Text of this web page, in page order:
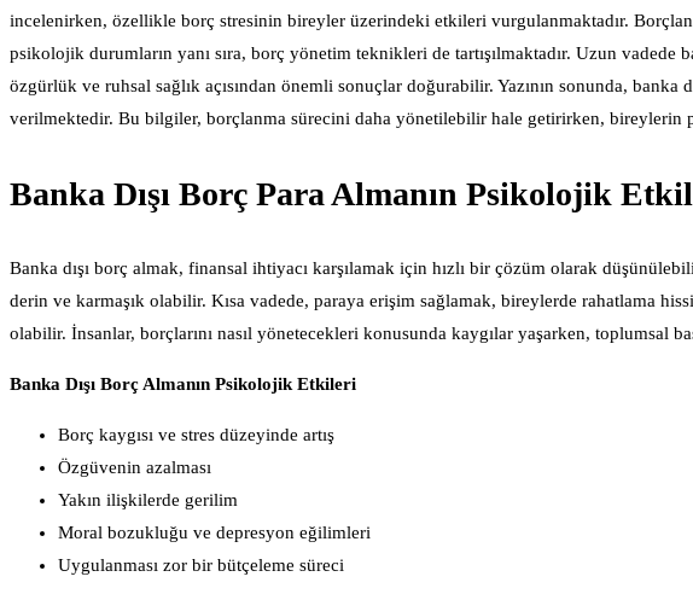
incelenirken, özellikle borç stresinin bireyler üzerindeki etkileri vurgulanmaktadır.
psikolojik durumların yanı sıra, borç yönetim teknikleri de tartışılmaktadır. Uzun vadede
özgürlük ve ruhsal sağlık açısından önemli sonuçlar doğurabilir. Yazının sonunda,
verilmektedir. Bu bilgiler, borçlanma sürecini daha yönetilebilir hale getirirken, bireylerin
Banka Dışı Borç Para Almanın Psikolojik
Banka dışı borç almak, finansal ihtiyacı karşılamak için hızlı bir çözüm olarak
derin ve karmaşık olabilir. Kısa vadede, paraya erişim sağlamak, bireylerde rahatlama
olabilir. İnsanlar, borçlarını nasıl yönetecekleri konusunda kaygılar yaşarken, toplumsal
Banka Dışı Borç Almanın Psikolojik Etkileri
Borç kaygısı ve stres düzeyinde artış
Özgüvenin azalması
Yakın ilişkilerde gerilim
Moral bozukluğu ve depresyon eğilimleri
Uygulanması zor bir bütçeleme süreci